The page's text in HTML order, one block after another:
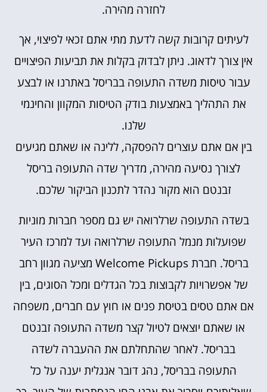
לחזרה מהירה.
לעיתים קרובות קשה לדעת מתי אתם זכאי לפיצוי, אך
אין צורך לדאוג. ניתן לבדוק בקלות את תביעות הפיצויים
עבור טיסות משדה התעופה בבריסל באתרנו או לבצע
את התהליך באמצעות בודק הטיסות המקוון והחינמי
שלנו.
בין אם אתם עוצרים להפסקה, ללינה או שאתם מגיעים
לצורך נסיעה מהירה, מדריך שדה התעופה בריסל
זבנטם הוא מקור נהדר לתכנון הביקור שלכם.
בשדה התעופה שרלרואה יש גם מספר חברות מוניות
שפועלות מנמל התעופה שרלרואה ועד למרכז העיר
בריסל. חברת Welcome Pickups מציעה מגוון רחב
של אפשרויות לקבוצות בכל הגדלים ומכל הסוגים, בין
אם אתם טסים בטיסת פנים או חוץ עם חברים, משפחה
או שאתם יוצאים לטיול קצר משדה התעופה זבנטם
בבריסל. לאחר שהתחלתם את ההעברה לשדה
התעופה בבריסל, נהג דובר אנגלית יענה על כל